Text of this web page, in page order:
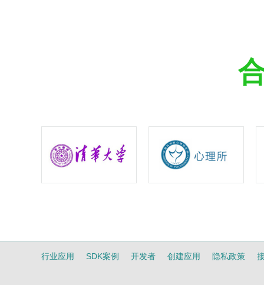
行业应用 SDK案例 开发者 创建应用 隐私政策